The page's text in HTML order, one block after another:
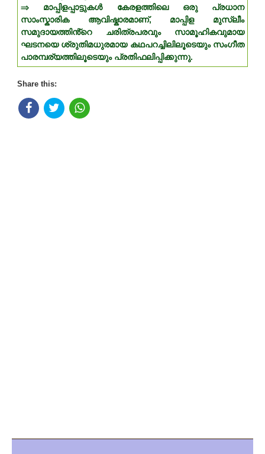
⇒ മാപ്പിളപ്പാട്ടുകൾ കേരളത്തിലെ ഒരു പ്രധാന
സാംസ്കാരിക ആവിഷ്കാരമാണ്, മാപ്പിള മുസ്ലീം
സമുദായത്തിൻ്റെ ചരിത്രപരവും സാമൂഹികവുമായ
ഘടനയെ ശ്രുതിമധുരമായ കഥപറച്ചിലിലൂടെയും സംഗീത
പാരമ്പര്യത്തിലൂടെയും പ്രതിഫലിപ്പിക്കുന്നു.
Share this: